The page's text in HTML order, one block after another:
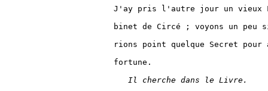
J'ay pris l'autre jour un vieux
binet de Circé ; voyons un peu
rions point quelque Secret pour
fortune.
Il cherche dans le Livre.